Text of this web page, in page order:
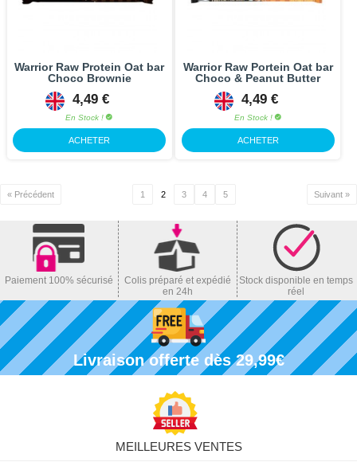
Warrior Raw Protein Oat bar
Choco Brownie
4,49 €
En Stock !
ACHETER
Warrior Raw Portein Oat bar
Choco & Peanut Butter
4,49 €
En Stock !
ACHETER
« Précédent 1 2 3 4 5 Suivant »
Paiement 100% sécurisé
Colis préparé et expédié
en 24h
Stock disponible en temps
réel
Livraison offerte dès 29,99€
MEILLEURES VENTES